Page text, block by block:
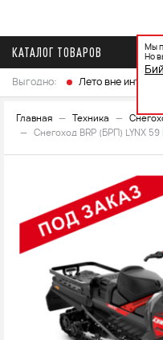
Мы
Но
КАТАЛОГ ТОВАРОВ
Выгодно: Лето вне
Главная Техника
Снегоход BRP (БРП) LYNX